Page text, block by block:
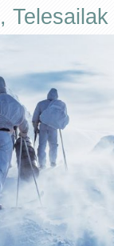
, Telesailak